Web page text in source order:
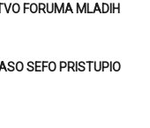
FORUMA MLADIH
SEFO PRISTUPIO